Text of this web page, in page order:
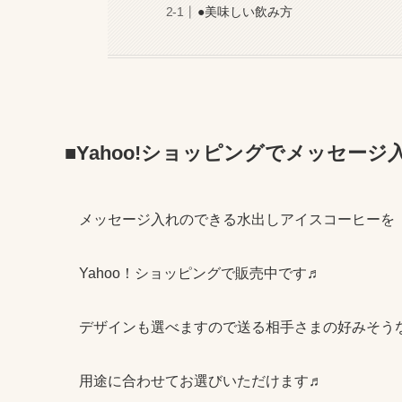
●美味しい飲み方
■Yahoo!ショッピングでメッセージ
メッセージ入れのできる水出しアイスコーヒーを
Yahoo！ショッピングで販売中です♬
デザインも選べますので送る相手さまの好みそう
用途に合わせてお選びいただけます♬